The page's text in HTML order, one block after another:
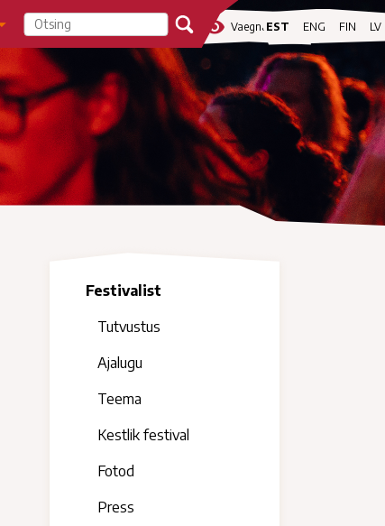
visibility Vaegnägijale
EST ENG FIN LV
Festivalist
Tutvustus
Ajalugu
Teema
Kestlik festival
Fotod
Press